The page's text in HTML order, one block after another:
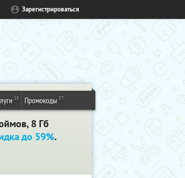
Зарегистрироваться
15 Промокоды 57
8 Гб
до 59%.